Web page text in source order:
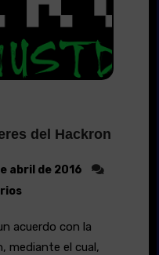
del Hackron
abril de 2016
mediante el cual,